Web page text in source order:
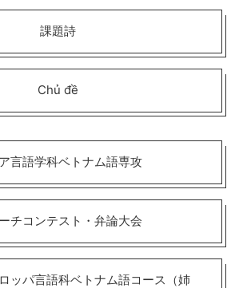
課題詩
Chủ đề
言語学科ベトナム語専攻
チコンテスト・弁論大会
ッパ言語科ベトナム語コース（姉